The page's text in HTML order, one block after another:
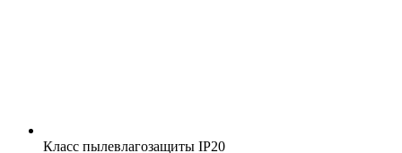
Класс пылевлагозащиты IP20